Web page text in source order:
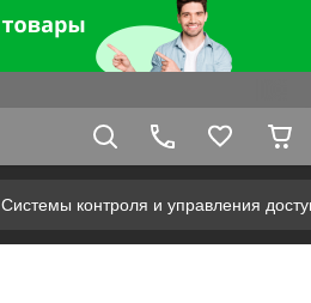
Системы контроля и управления